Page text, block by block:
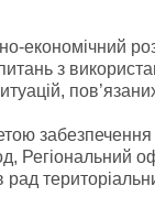
економічний
з
Регіональний
рад